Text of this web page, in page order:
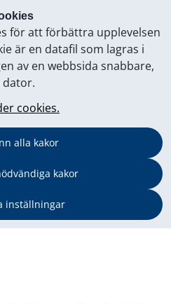
för att förbättra upplevelsen
är en datafil som lagras i
av en webbsida snabbare,
dator.
cookies.
alla kakor
kakor
inställningar